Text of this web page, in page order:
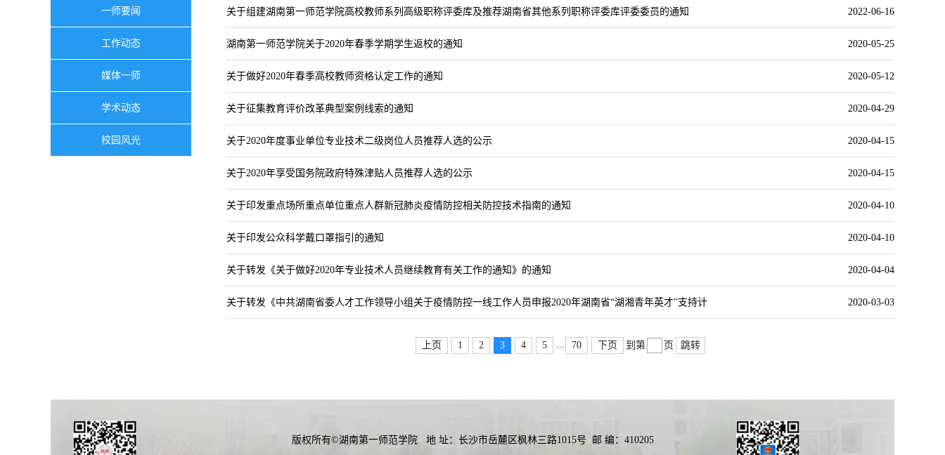
一师要闻
工作动态
媒体一师
学术动态
校园风光
2022-06-16
关于组建湖南第一师范学院高校教师系列高级职称评委库及推荐湖南省其他系列职称评委库评委委员的通知
2020-05-25
湖南第一师范学院关于2020年春季学期学生返校的通知
2020-05-12
关于做好2020年春季高校教师资格认定工作的通知
2020-04-29
关于征集教育评价改革典型案例线索的通知
2020-04-15
关于2020年度事业单位专业技术二级岗位人员推荐人选的公示
2020-04-15
关于2020年享受国务院政府特殊津贴人员推荐人选的公示
2020-04-10
关于印发重点场所重点单位重点人群新冠肺炎疫情防控相关防控技术指南的通知
2020-04-10
关于印发公众科学戴口罩指引的通知
2020-04-04
关于转发《关于做好2020年专业技术人员继续教育有关工作的通知》的通知
2020-03-03
关于转发《中共湖南省委人才工作领导小组关于疫情防控一线工作人员申报2020年湖南省“湖湘青年英才”支持计
上页 1 2 3 4 5 ... 70 下页 到第 页 跳转
版权所有©湖南第一师范学院 地 址：长沙市岳麓区枫林三路1015号 邮 编：410205